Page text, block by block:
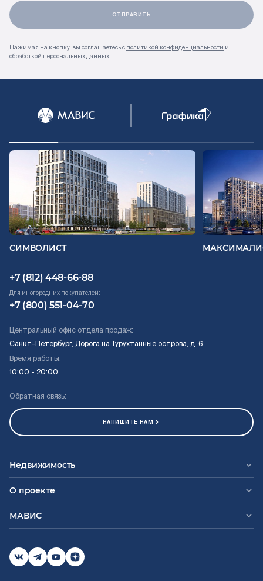
Нажимая на кнопку, вы соглашаетесь с политикой конфиденциальности и
обработкой персональных данных
СИМВОЛИСТ
+7 (812) 448-66-88
Для иногородних покупателей:
+7 (800) 551-04-70
Центральный офис отдела продаж:
Санкт-Петербург, Дорога на Турухтанные острова, д. 6
Время работы:
10:00 - 20:00
Обратная связь:
НАПИШИТЕ НАМ
Недвижимость
О проекте
МАВИС